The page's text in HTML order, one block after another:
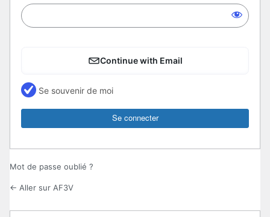
Continue with Email
Se souvenir de moi
Mot de passe oublié ?
← Aller sur AF3V